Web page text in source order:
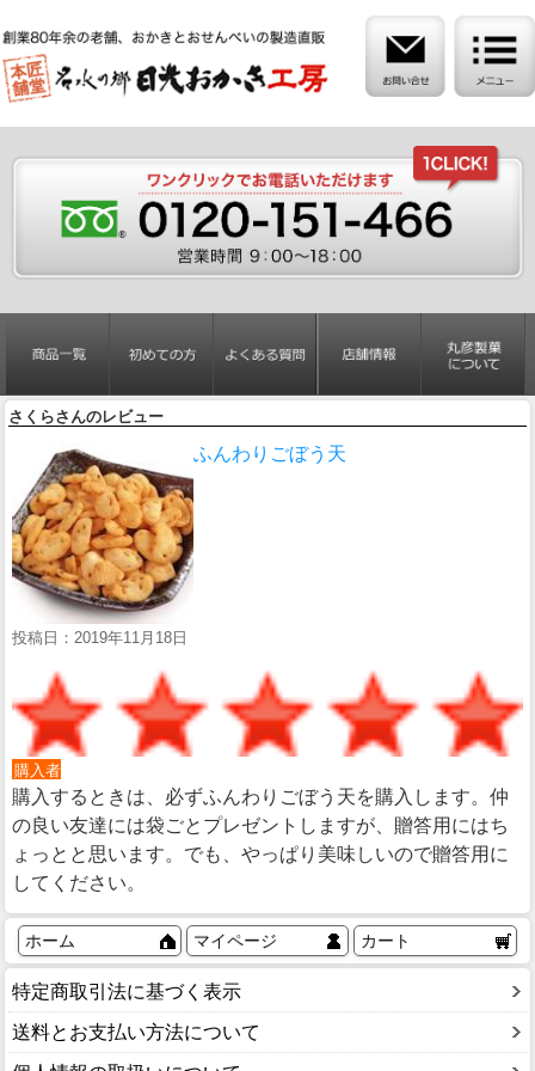
さくらさんのレビュー
ふんわりごぼう天
投稿日：2019年11月18日
購入者
購入するときは、必ずふんわりごぼう天を購入します。仲
の良い友達には袋ごとプレゼントしますが、贈答用にはち
ょっとと思います。でも、やっぱり美味しいので贈答用に
してください。
ホーム マイページ カート
特定商取引法に基づく表示
送料とお支払い方法について